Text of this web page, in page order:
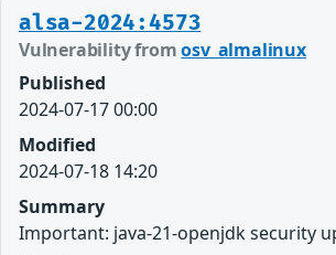
alsa-2024:4573
Vulnerability fromosv_almalinux
Published
2024-07-17 00:00
Modified
2024-07-18 14:20
Summary
Important: java-21-openjdk security